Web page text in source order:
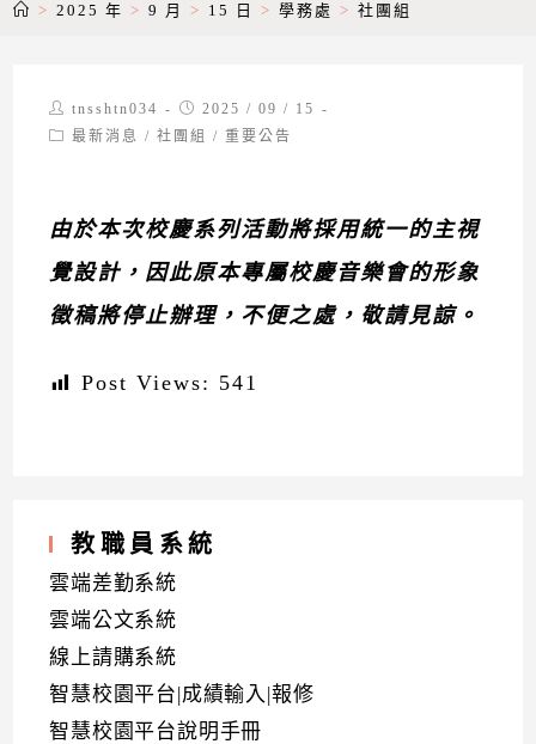
> 2025 年 > 9 月 > 15 日 > 學務處 > 社團組
Post
author:
tnsshtn034
Post
published:
2025 / 09 / 15
Post最新消息 / 社團組 / 重要公告
由於本次校慶系列活動將採用統一的主視
覺設計，因此原本專屬校慶音樂會的形象
徵稿將停止辦理，不便之處，敬請見諒。
Post Views: 541
教職員系統
雲端差勤系統
雲端公文系統
線上請購系統
智慧校園平台|成績輸入|報修
智慧校園平台說明手冊